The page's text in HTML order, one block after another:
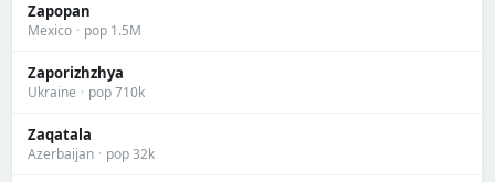
Zapopan
Mexico · pop 1.5M
Zaporizhzhya
Ukraine · pop 710k
Zaqatala
Azerbaijan · pop 32k